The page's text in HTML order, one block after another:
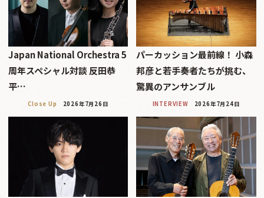
Japan National Orchestra 5
周年スペシャル対談 反田恭
平…
Close Up 2026年7月26日
パーカッション最前線！ 小森
邦彦と若手奏者たちが挑む、
驚異のアンサンブル
INTERVIEW 2026年7月24日